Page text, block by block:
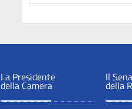
La Presidente
della Camera
Il
della